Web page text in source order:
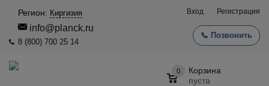
Регион: Киргизия
info@planck.ru
8 (800) 700 25 14
📞 Позвонить
Вход Регистрация
0
Корзина
пуста